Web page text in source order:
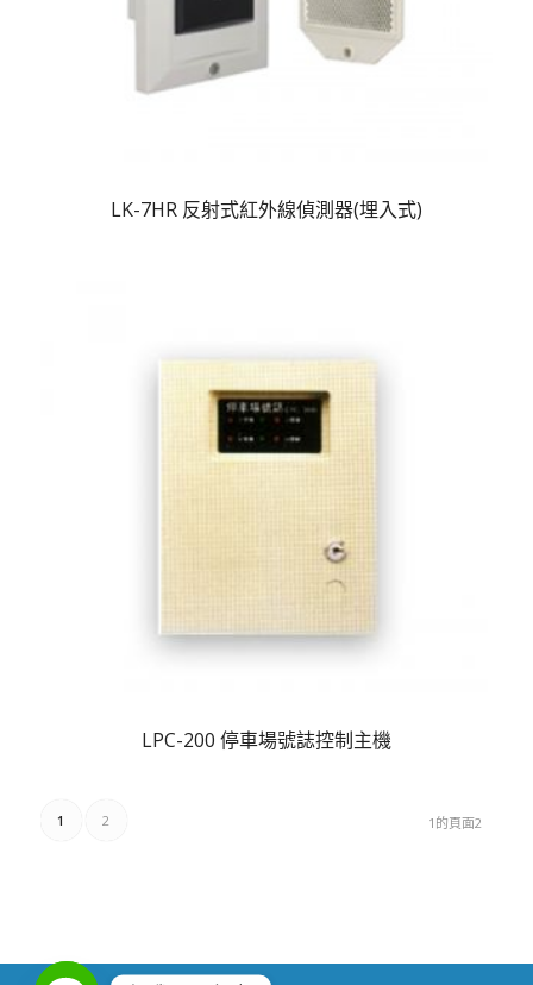
LK-7HR 反射式紅外線偵測器(埋入式)
LPC-200 停車場號誌控制主機
1的頁面2
1 2